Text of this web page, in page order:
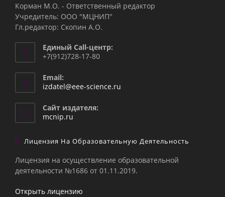
Корман М.О. - Ответственный редактор
Учредитель: ООО "МЦНИП"
Гл.редактор: Скопин А.О.
Единый Call-центр:
+7(912)728-17-80
Email:
izdatel@eee-science.ru
Сайт издателя:
mcnip.ru
Лицензия На Образовательную Деятельность
Лицензия на осуществление образовательной
деятельности №1686 от 01.11.2019.
Открыть лицензию